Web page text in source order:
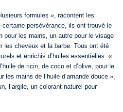
formules », racontent les
persévérance, ils ont trouvé le
pour les mains, un autre pour le visage
les cheveux et la barbe. Tous ont été
et enrichis d’huiles essentielles. «
de ricin, de coco et d’olive, pour le
les mains de l’huile d’amande douce »,
l’argile, un colorant naturel pour